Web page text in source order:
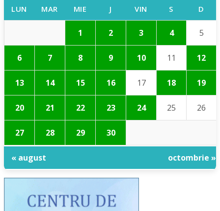
LUN MAR MIE J VIN S D
1 2 3 4 5
6 7 8 9 10 11 12
13 14 15 16 17 18 19
20 21 22 23 24 25 26
27 28 29 30
« august octombrie »